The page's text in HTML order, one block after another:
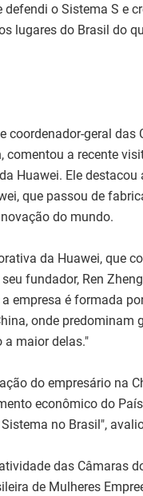
o Sistema S e
lugares do Brasil do
coordenador-geral
comentou a recente
Huawei. Ele
que passou de
do mundo.
da Huawei, que
fundador, Ren
empresa é formada
onde predominam
a maior delas."
do empresário na
econômico do
no Brasil",
das Câmaras
de Mulheres